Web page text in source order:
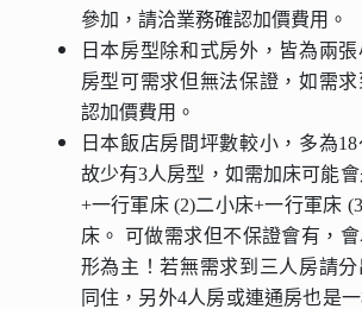
參加，請洽業務確認加價費用。
日本房型除和式房外，皆為兩
房型可需求但無法保證，如需
認加價費用。
日本飯店房間坪數較小，多為18
故少有3人房型，如需加床可能
+一行軍床 (2)二小床+一行軍床
床。 可做需求但不保證會有，
形為主！若無需求到三人房請分
同住，另外4人房或連通房也是